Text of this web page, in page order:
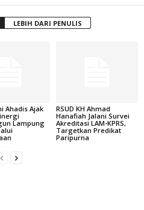
LEBIH DARI PENULIS
Ahadis Ajak
Lampung
RSUD KH Ahmad
Hanafiah Jalani Survei
Akreditasi LAM-KPRS,
Targetkan Predikat
Paripurna